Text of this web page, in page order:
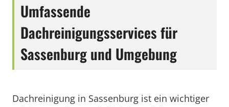
Umfassende
Dachreinigungsservices für
Sassenburg und Umgebung
Dachreinigung in Sassenburg ist ein wichtiger